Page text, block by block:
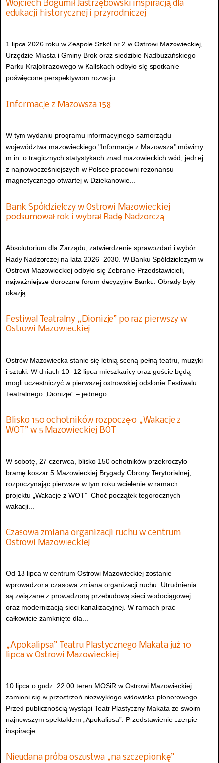
Wojciech Bogumił Jastrzębowski inspiracją dla
edukacji historycznej i przyrodniczej
1 lipca 2026 roku w Zespole Szkół nr 2 w Ostrowi Mazowieckiej,
Urzędzie Miasta i Gminy Brok oraz siedzibie Nadbużańskiego
Parku Krajobrazowego w Kaliskach odbyło się spotkanie
poświęcone perspektywom rozwoju...
Informacje z Mazowsza 158
W tym wydaniu programu informacyjnego samorządu
województwa mazowieckiego "Informacje z Mazowsza" mówimy
m.in. o tragicznych statystykach znad mazowieckich wód, jednej
z najnowocześniejszych w Polsce pracowni rezonansu
magnetycznego otwartej w Dziekanowie...
Bank Spółdzielczy w Ostrowi Mazowieckiej
podsumował rok i wybrał Radę Nadzorczą
Absolutorium dla Zarządu, zatwierdzenie sprawozdań i wybór
Rady Nadzorczej na lata 2026–2030. W Banku Spółdzielczym w
Ostrowi Mazowieckiej odbyło się Zebranie Przedstawicieli,
najważniejsze doroczne forum decyzyjne Banku. Obrady były
okazją...
Festiwal Teatralny „Dionizje” po raz pierwszy w
Ostrowi Mazowieckiej
Ostrów Mazowiecka stanie się letnią sceną pełną teatru, muzyki
i sztuki. W dniach 10–12 lipca mieszkańcy oraz goście będą
mogli uczestniczyć w pierwszej ostrowskiej odsłonie Festiwalu
Teatralnego „Dionizje” – jednego...
Blisko 150 ochotników rozpoczęło „Wakacje z
WOT” w 5 Mazowieckiej BOT
W sobotę, 27 czerwca, blisko 150 ochotników przekroczyło
bramę koszar 5 Mazowieckiej Brygady Obrony Terytorialnej,
rozpoczynając pierwsze w tym roku wcielenie w ramach
projektu „Wakacje z WOT”. Choć początek tegorocznych
wakacji...
Czasowa zmiana organizacji ruchu w centrum
Ostrowi Mazowieckiej
Od 13 lipca w centrum Ostrowi Mazowieckiej zostanie
wprowadzona czasowa zmiana organizacji ruchu. Utrudnienia
są związane z prowadzoną przebudową sieci wodociągowej
oraz modernizacją sieci kanalizacyjnej. W ramach prac
całkowicie zamknięte dla...
„Apokalipsa” Teatru Plastycznego Makata już 10
lipca w Ostrowi Mazowieckiej
10 lipca o godz. 22.00 teren MOSiR w Ostrowi Mazowieckiej
zamieni się w przestrzeń niezwykłego widowiska plenerowego.
Przed publicznością wystąpi Teatr Plastyczny Makata ze swoim
najnowszym spektaklem „Apokalipsa”. Przedstawienie czerpie
inspiracje...
Nieudana próba oszustwa „na szczepionkę”